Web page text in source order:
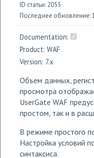
ID статьи: 2055
Последнее обновление:
Documentation:
Product: WAF
Version: 7.x
Объем данных,
просмотра
UserGate WAF
простом, так и в
В режиме простого
Настройка условий
синтаксиса.